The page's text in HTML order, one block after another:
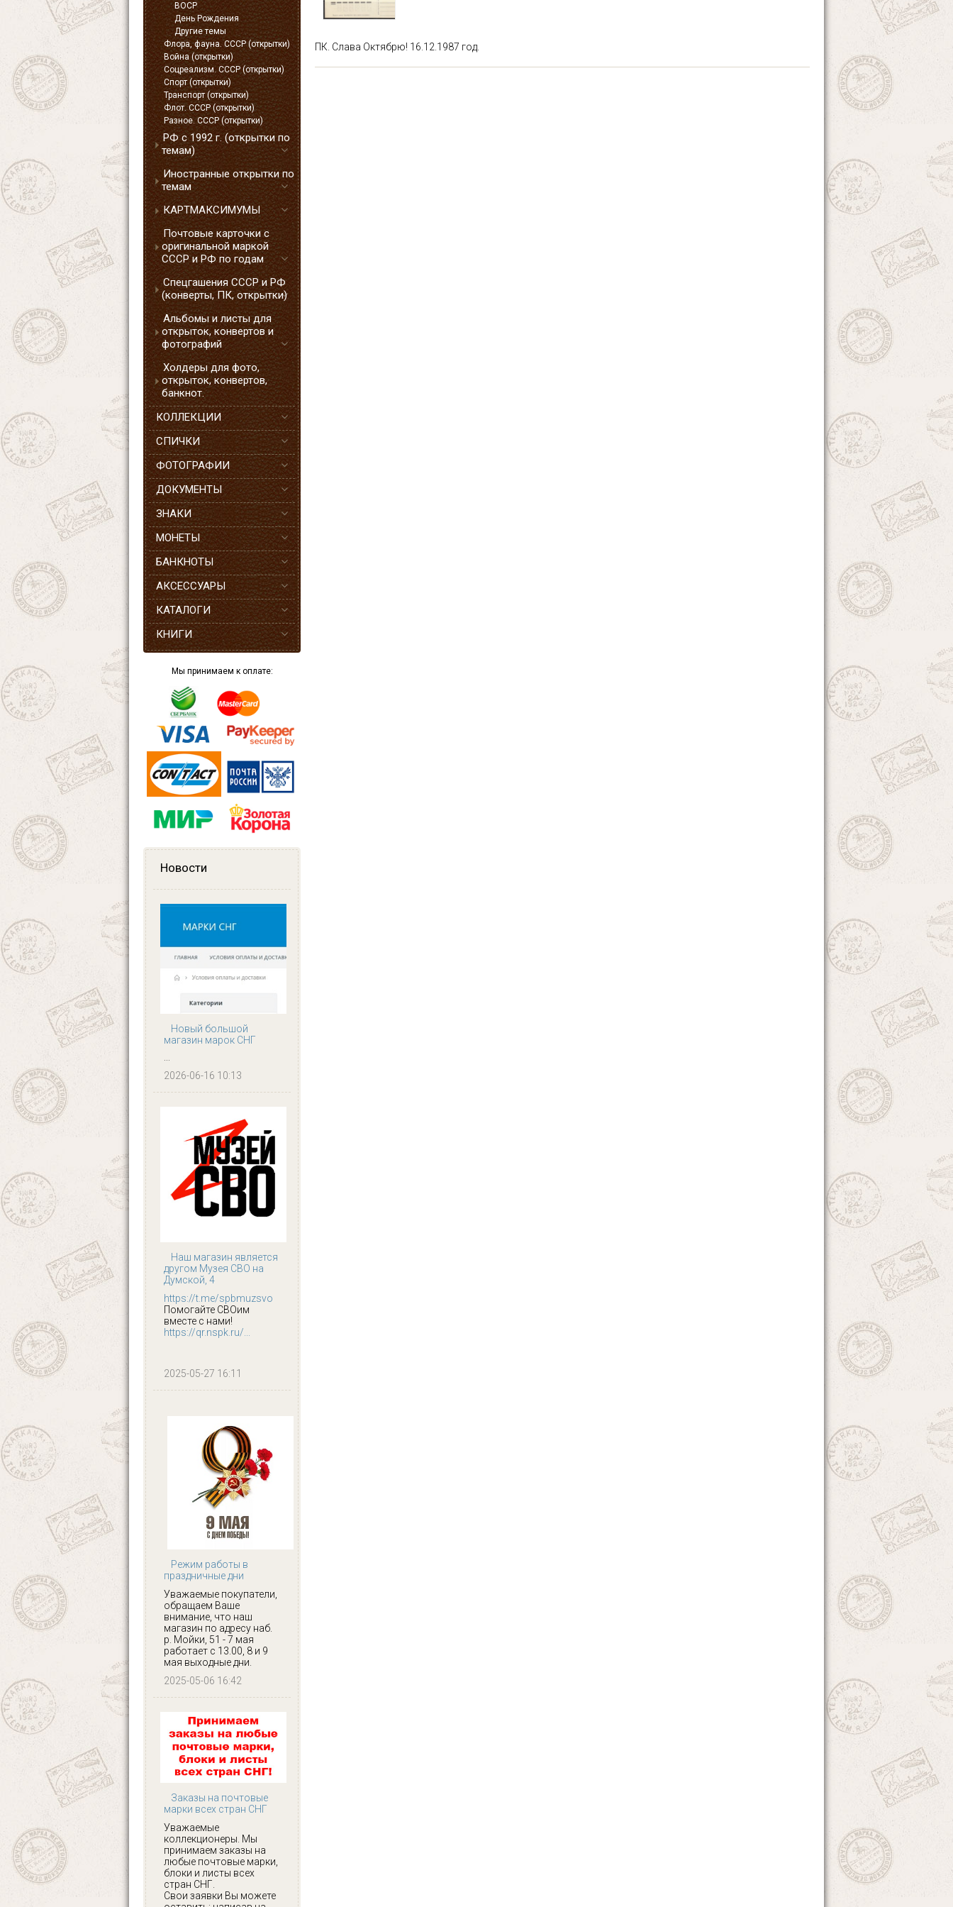
ВОСР
День Рождения
Другие темы
Флора, фауна. СССР (открытки)
Война (открытки)
Соцреализм. СССР (открытки)
Спорт (открытки)
Транспорт (открытки)
Флот. СССР (открытки)
Разное. СССР (открытки)
РФ с 1992 г. (открытки по
темам)
Иностранные открытки по
темам
КАРТМАКСИМУМЫ
Почтовые карточки с
оригинальной маркой
СССР и РФ по годам
Спецгашения СССР и РФ
(конверты, ПК, открытки)
Альбомы и листы для
открыток, конвертов и
фотографий
Холдеры для фото,
открыток, конвертов,
банкнот.
КОЛЛЕКЦИИ
СПИЧКИ
ФОТОГРАФИИ
ДОКУМЕНТЫ
ЗНАКИ
МОНЕТЫ
БАНКНОТЫ
АКСЕССУАРЫ
КАТАЛОГИ
КНИГИ
Мы принимаем к оплате:
Новости
Новый большой
магазин марок СНГ
...
2026-06-16 10:13
Наш магазин является
другом Музея СВО на
Думской, 4
https://t.me/spbmuzsvo
Помогайте СВОим
вместе с нами!
https://qr.nspk.ru/...
2025-05-27 16:11
Режим работы в
праздничные дни
Уважаемые покупатели,
обращаем Ваше
внимание, что наш
магазин по адресу наб.
р. Мойки, 51 - 7 мая
работает с 13.00, 8 и 9
мая выходные дни.
2025-05-06 16:42
Заказы на почтовые
марки всех стран СНГ
Уважаемые
коллекционеры. Мы
принимаем заказы на
любые почтовые марки,
блоки и листы всех
стран СНГ.
Свои заявки Вы можете
ПК. Слава Октябрю! 16.12.1987 год.